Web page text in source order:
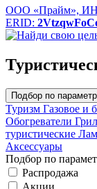
ООО «Прайм»,
ERID:
Подбор по
Туризм Газовое и
Обогреватели
туристические
Аксессуары
Подбор по
Распродажа
Акции